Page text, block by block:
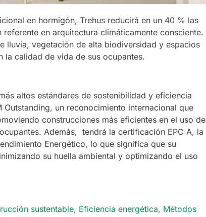
en hormigón, Trehus reducirá en un 40 % las
en arquitectura climáticamente consciente.
lluvia, vegetación de alta biodiversidad y espacios
calidad de vida de sus ocupantes.
altos estándares de sostenibilidad y eficiencia
un reconocimiento internacional que
construcciones más eficientes en el uso de
Además, tendrá la certificación EPC A, la
Energético, lo que significa que su
su huella ambiental y optimizando el uso
sustentable, Eficiencia energética, Métodos